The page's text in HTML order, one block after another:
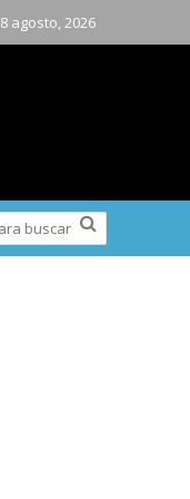
8 agosto, 2026